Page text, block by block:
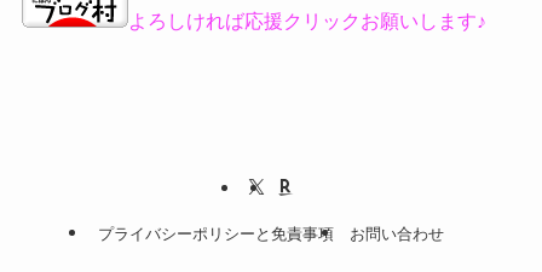
よろしければ応援クリックお願いします♪
プライバシーポリシーと免責事項 お問い合わせ